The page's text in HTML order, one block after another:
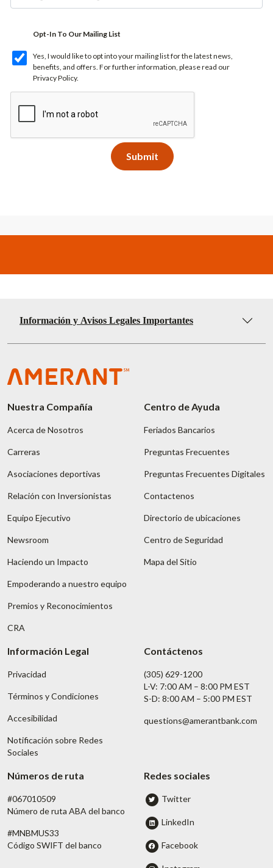
Opt-In To Our Mailing List
Yes, I would like to opt into your mailing list for the latest news,
benefits, and offers. For further information, please read our
Privacy Policy.
Información y Avisos Legales Importantes
Nuestra Compañía
Acerca de Nosotros
Carreras
Asociaciones deportivas
Relación con Inversionistas
Equipo Ejecutivo
Newsroom
Haciendo un Impacto
Empoderando a nuestro equipo
Premios y Reconocimientos
CRA
Centro de Ayuda
Feriados Bancarios
Preguntas Frecuentes
Preguntas Frecuentes Digitales
Contactenos
Directorio de ubicaciones
Centro de Seguridad
Mapa del Sitio
Información Legal
Privacidad
Términos y Condiciones
Accesibilidad
Notificación sobre Redes
Sociales
Contáctenos
(305) 629-1200
L-V: 7:00 AM – 8:00 PM EST
S-D: 8:00 AM – 5:00 PM EST
questions@amerantbank.com
Números de ruta
#067010509
Número de ruta ABA del banco
#MNBMUS33
Código SWIFT del banco
Redes sociales
Twitter
LinkedIn
Facebook